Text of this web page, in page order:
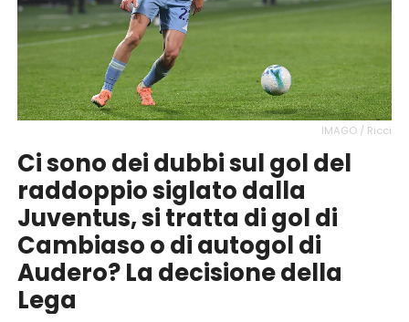
IMAGO / Ricci
Ci sono dei dubbi sul gol del
raddoppio siglato dalla
Juventus, si tratta di gol di
Cambiaso o di autogol di
Audero? La decisione della
Lega